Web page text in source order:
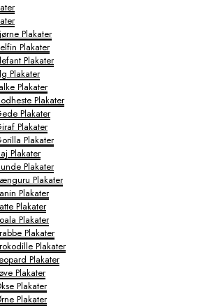
Plakater
Plakater
Plakater
Plakater
Plakater
Plakater
Plakater
Plakater
Plakater
Plakater
Plakater
Plakater
Plakater
Plakater
Plakater
Plakater
Plakater
Plakater
Plakater
Plakater
Plakater